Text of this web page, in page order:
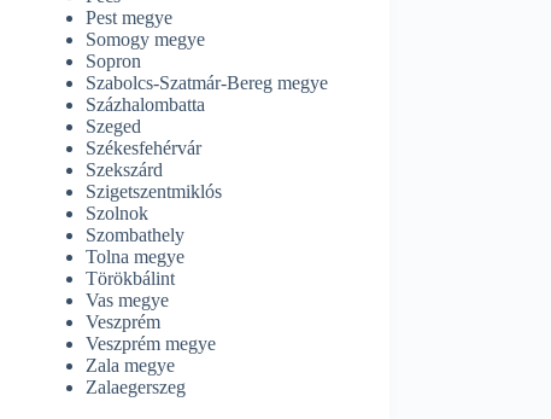
Pest megye
Somogy megye
Sopron
Szabolcs-Szatmár-Bereg megye
Százhalombatta
Szeged
Székesfehérvár
Szekszárd
Szigetszentmiklós
Szolnok
Szombathely
Tolna megye
Törökbálint
Vas megye
Veszprém
Veszprém megye
Zala megye
Zalaegerszeg